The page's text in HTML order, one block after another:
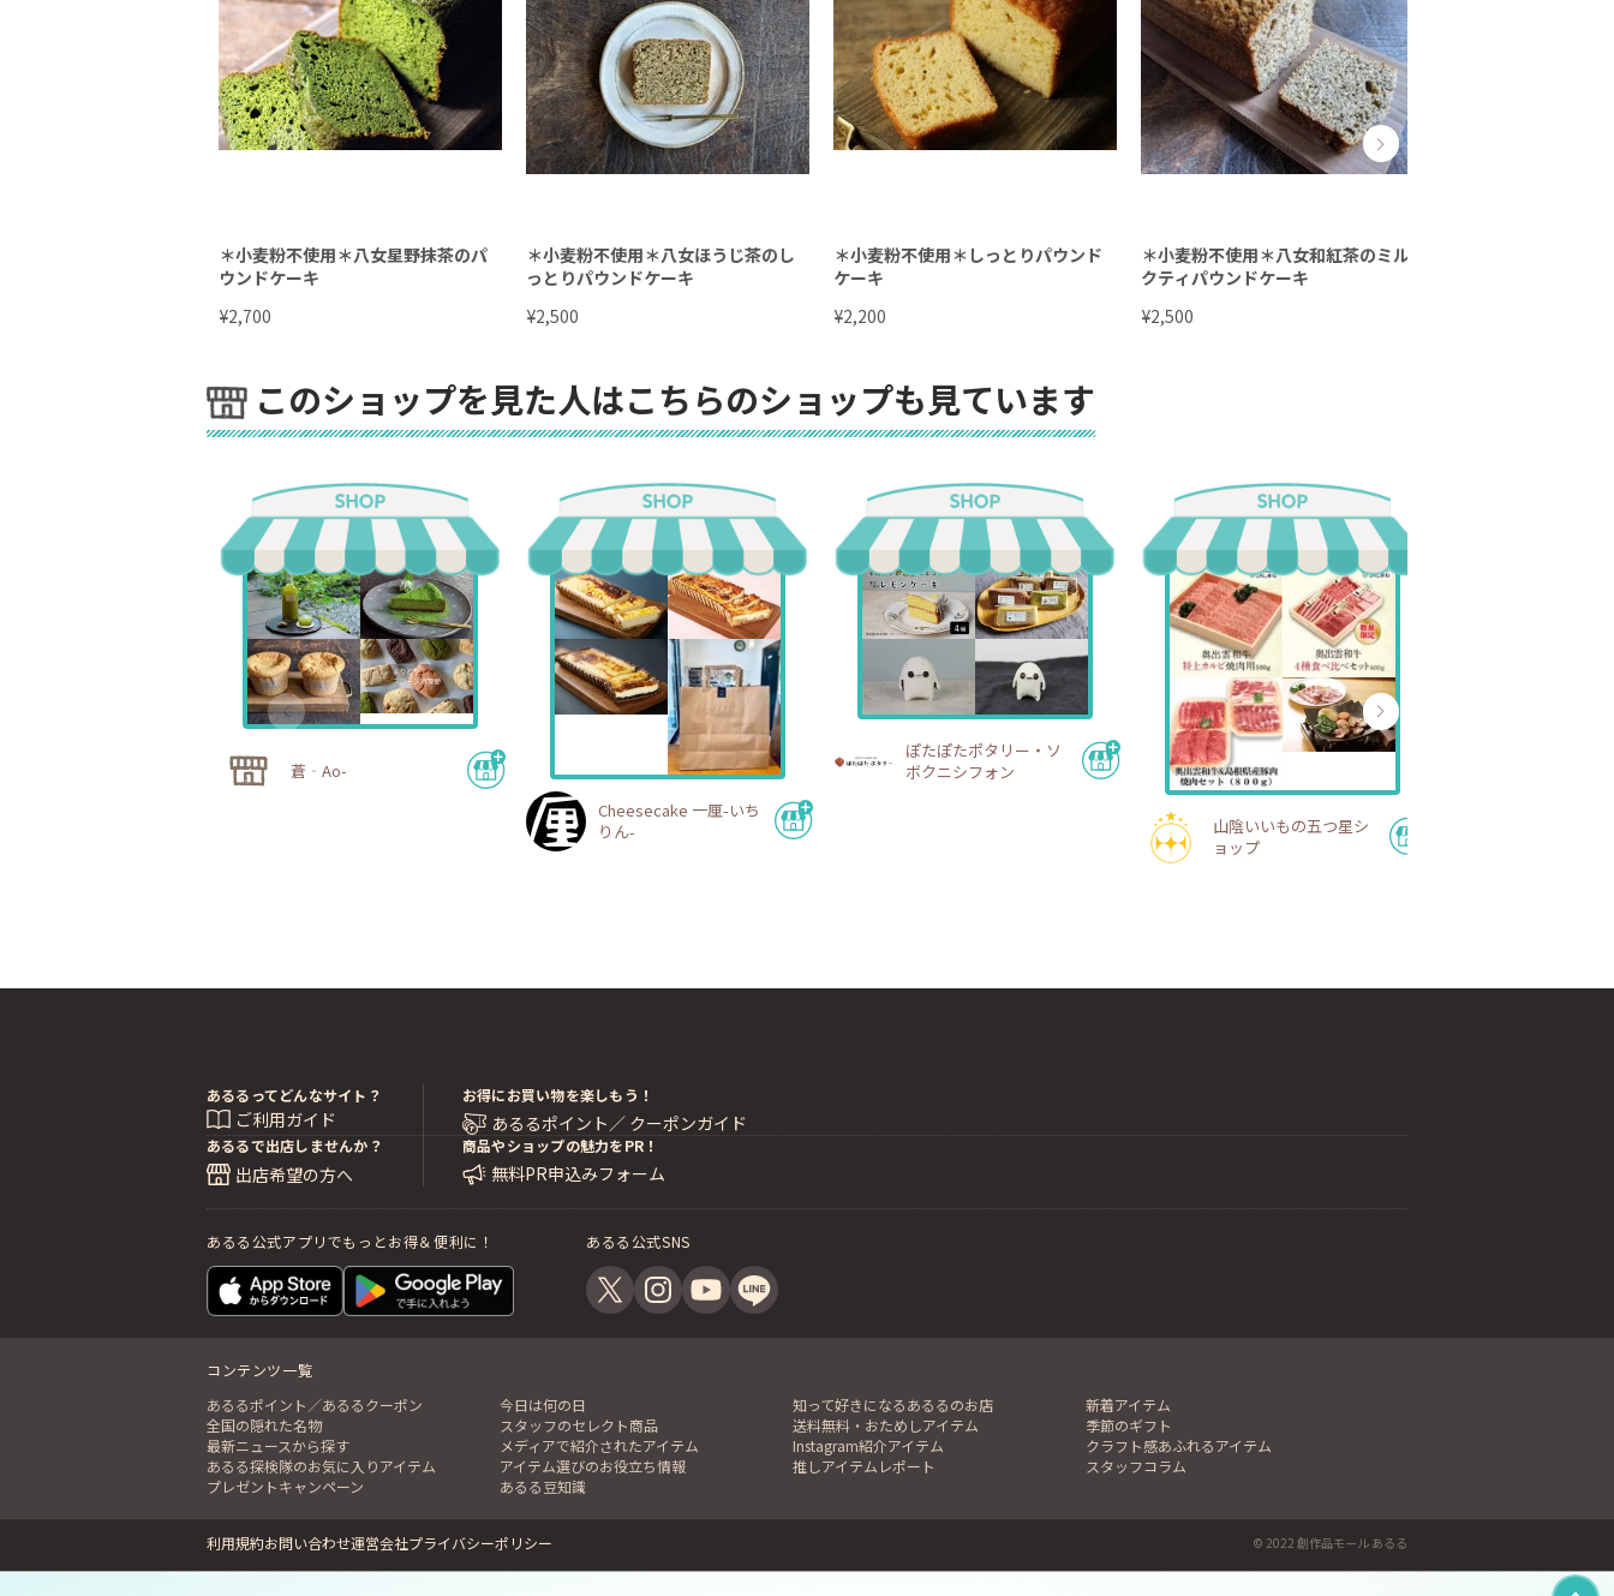
＊小麦粉不使用＊八女星野抹茶のパ
ウンドケーキ
¥2,700
＊小麦粉不使用＊八女ほうじ茶のし
っとりパウンドケーキ
¥2,500
＊小麦粉不使用＊しっとりパウンド
ケーキ
¥2,200
＊小麦粉不使用＊八女和紅茶のミル
クティパウンドケーキ
¥2,500
このショップを見た人はこちらのショップも見ています
蒼‐Ao-
Cheesecake 一厘-いち
りん-
ぽたぽたポタリー・ソ
ボクニシフォン
山陰いいもの五つ星シ
ョップ
あるるってどんなサイト？
ご利用ガイド
お得にお買い物を楽しもう！
あるるポイント／ クーポンガイド
あるるで出店しませんか？
出店希望の方へ
商品やショップの魅力をPR！
無料PR申込みフォーム
あるる公式アプリでもっとお得＆便利に！ あるる公式SNS
コンテンツ一覧
あるるポイント／あるるクーポン
今日は何の日 知って好きになるあるるのお店
新着アイテム
全国の隠れた名物
スタッフのセレクト商品 送料無料・おためしアイテム
季節のギフト
最新ニュースから探す
メディアで紹介されたアイテム Instagram紹介アイテム
クラフト感あふれるアイテム
あるる探検隊のお気に入りアイテム
アイテム選びのお役立ち情報 推しアイテムレポート
スタッフコラム
プレゼントキャンペーン
あるる豆知識
利用規約お問い合わせ運営会社プライバシーポリシー © 2022 創作品モール あるる